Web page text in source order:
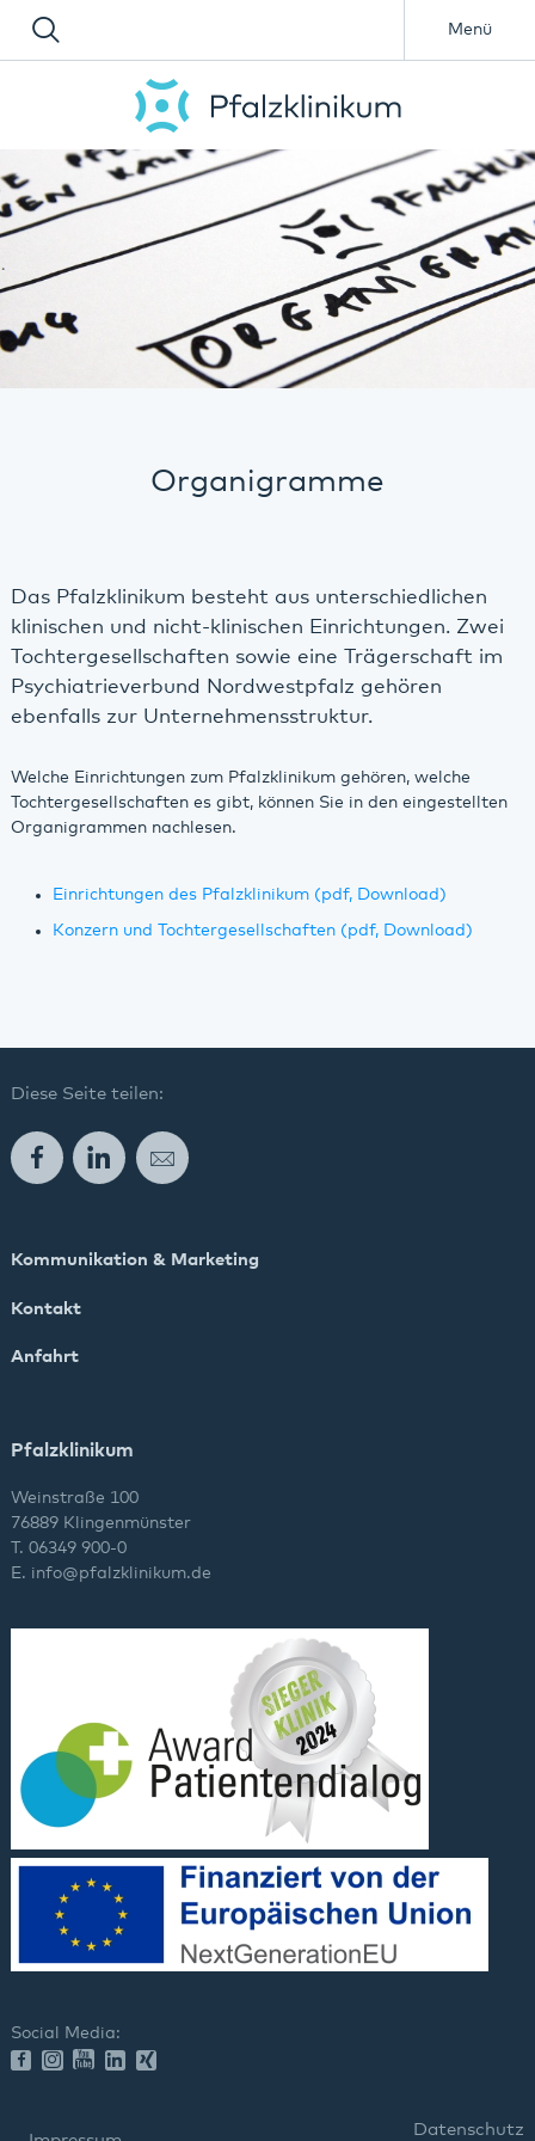
Menü
Organigramme
Das Pfalzklinikum besteht aus unterschiedlichen
klinischen und nicht-klinischen Einrichtungen. Zwei
Tochtergesellschaften sowie eine Trägerschaft im
Psychiatrieverbund Nordwestpfalz gehören
ebenfalls zur Unternehmensstruktur.
Welche Einrichtungen zum Pfalzklinikum gehören, welche
Tochtergesellschaften es gibt, können Sie in den eingestellten
Organigrammen nachlesen.
Einrichtungen des Pfalzklinikum (pdf, Download)
Konzern und Tochtergesellschaften (pdf, Download)
Diese Seite teilen:
FacebookLinkedInE-Mail
Kommunikation & Marketing
Kontakt
Anfahrt
Pfalzklinikum
Weinstraße 100
76889 Klingenmünster
T. 06349 900-0
E. info@pfalzklinikum.de
Social Media:
Datenschutz